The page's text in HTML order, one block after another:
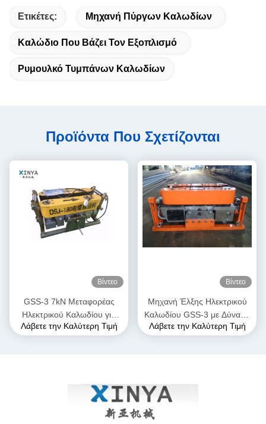
Ετικέτες: Μηχανή Πύργων Καλωδίων
Καλώδιο Που Βάζει Τον Εξοπλισμό
Ρυμουλκό Τυμπάνων Καλωδίων
Προϊόντα Που Σχετίζονται
Βίντεο
GSS-3 7kN Μεταφορέας
Ηλεκτρικού Καλωδίου για
Υπόγεια Εγκατάσταση
Λάβετε την Καλύτερη Τιμή
Βίντεο
Μηχανή Έλξης Ηλεκτρικού
Καλωδίου GSS-3 με Δύναμη
Έλξης 7kN, Πιστοποιημένη
Λάβετε την Καλύτερη Τιμή